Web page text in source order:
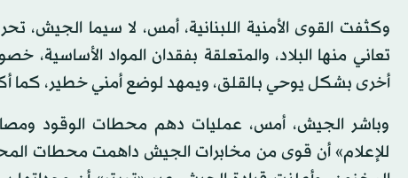
وكثفت القوى الأمنية اللبنانية، أمس، لا سيما الجيش،
تعاني منها البلاد، والمتعلقة بفقدان المواد
أخرى بشكل يوحي بـالقلق، ويمهد لوضع أمني خطير، كما
وباشر الجيش، أمس، عمليات دهم محطات الوقود
للإعلام» أن قوى من مخابرات الجيش داهمت محطات